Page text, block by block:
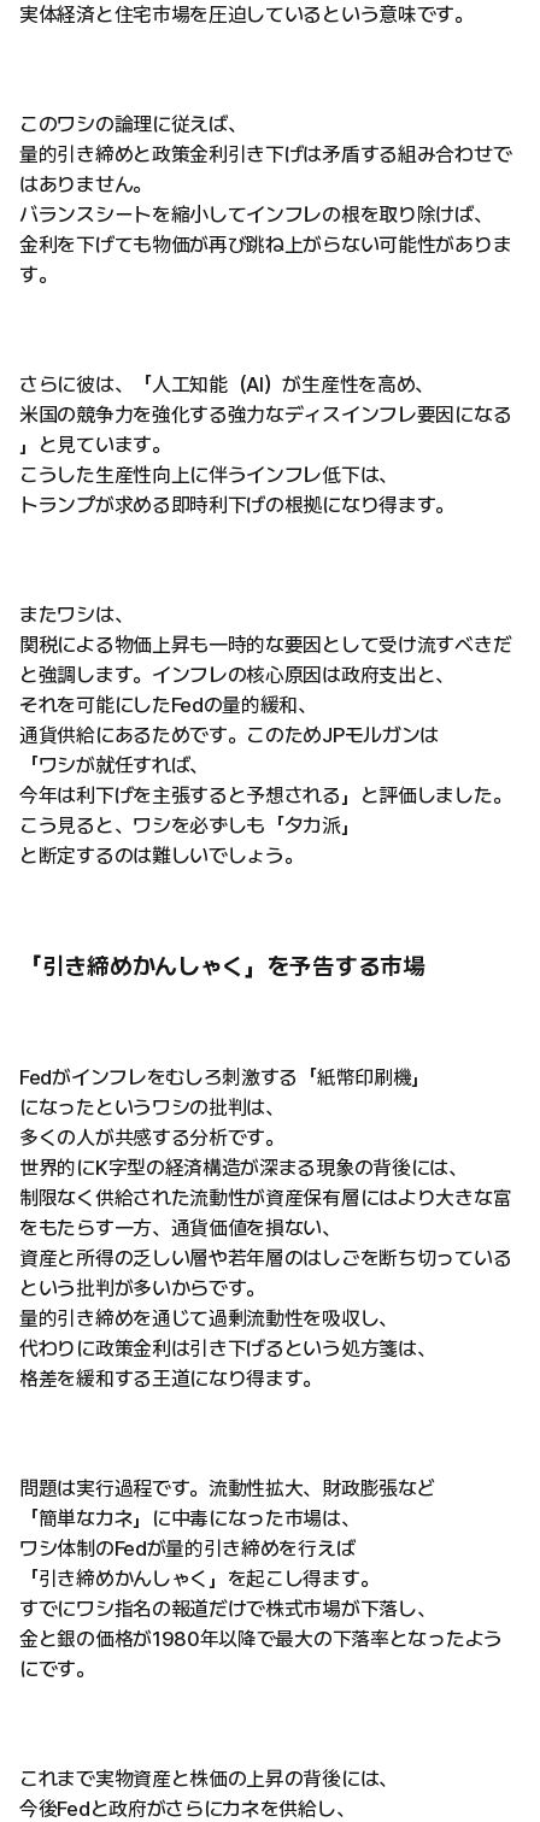
実体経済と住宅市場を圧迫しているという意味です。
このワシの論理に従えば、
量的引き締めと政策金利引き下げは矛盾する組み合わせで
はありません。
バランスシートを縮小してインフレの根を取り除けば、
金利を下げても物価が再び跳ね上がらない可能性がありま
す。
さらに彼は、「人工知能（AI）が生産性を高め、
米国の競争力を強化する強力なディスインフレ要因になる
」と見ています。
こうした生産性向上に伴うインフレ低下は、
トランプが求める即時利下げの根拠になり得ます。
またワシは、
関税による物価上昇も一時的な要因として受け流すべきだ
と強調します。インフレの核心原因は政府支出と、
それを可能にしたFedの量的緩和、
通貨供給にあるためです。このためJPモルガンは
「ワシが就任すれば、
今年は利下げを主張すると予想される」と評価しました。
こう見ると、ワシを必ずしも「タカ派」
と断定するのは難しいでしょう。
「引き締めかんしゃく」を予告する市場
Fedがインフレをむしろ刺激する「紙幣印刷機」
になったというワシの批判は、
多くの人が共感する分析です。
世界的にK字型の経済構造が深まる現象の背後には、
制限なく供給された流動性が資産保有層にはより大きな富
をもたらす一方、通貨価値を損ない、
資産と所得の乏しい層や若年層のはしごを断ち切っている
という批判が多いからです。
量的引き締めを通じて過剰流動性を吸収し、
代わりに政策金利は引き下げるという処方箋は、
格差を緩和する王道になり得ます。
問題は実行過程です。流動性拡大、財政膨張など
「簡単なカネ」に中毒になった市場は、
ワシ体制のFedが量的引き締めを行えば
「引き締めかんしゃく」を起こし得ます。
すでにワシ指名の報道だけで株式市場が下落し、
金と銀の価格が1980年以降で最大の下落率となったよう
にです。
これまで実物資産と株価の上昇の背後には、
今後Fedと政府がさらにカネを供給し、